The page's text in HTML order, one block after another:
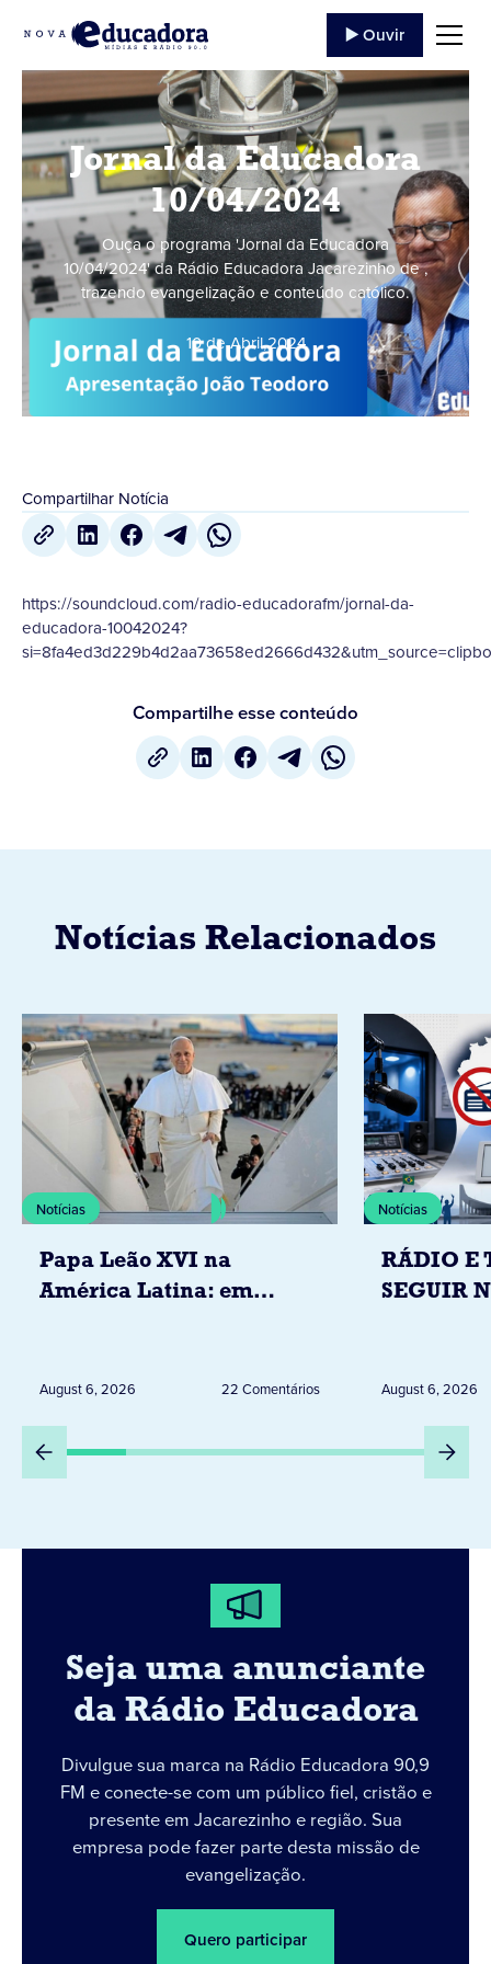
▶️ Ouvir
Jornal da Educadora
10/04/2024
Ouça o programa 'Jornal da Educadora
10/04/2024' da Rádio Educadora Jacarezinho de ,
trazendo evangelização e conteúdo católico.
10 de Abril,2024
Compartilhar Notícia
https://soundcloud.com/radio-educadorafm/jornal-da-
educadora-10042024?
Compartilhe esse conteúdo
Notícias Relacionados
Notícias
Papa Leão XVI na
América Latina: em
Peru
August 6, 2026 22 Comentários
Notícias
RÁDIO E
SEGUIR
DESTA
August 6, 2026
Seja uma anunciante
da Rádio Educadora
Divulgue sua marca na Rádio Educadora 90,9
FM e conecte-se com um público fiel, cristão e
presente em Jacarezinho e região. Sua
empresa pode fazer parte desta missão de
evangelização.
Quero participar